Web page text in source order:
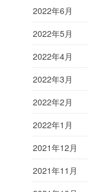
2022年6月
2022年5月
2022年4月
2022年3月
2022年2月
2022年1月
2021年12月
2021年11月